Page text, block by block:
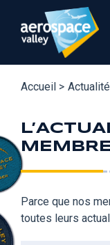
contenu
Accueil >
Parce que nos
toutes leurs